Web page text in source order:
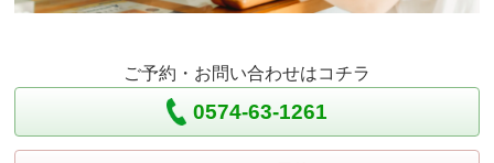
ご予約・お問い合わせはコチラ
0574-63-1261